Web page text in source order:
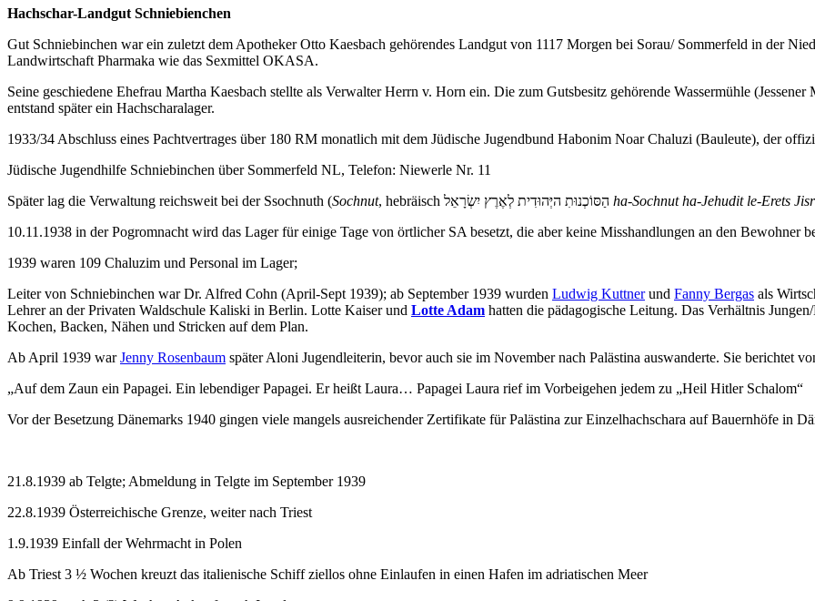
Hachschar-Landgut Schniebienchen
Gut Schniebinchen war ein zuletzt dem Apotheker Otto Kaesbach gehörendes Landgut von 1117 Morgen bei Sorau/ Sommerfeld in der
Landwirtschaft Pharmaka wie das Sexmittel OKASA.
Seine geschiedene Ehefrau Martha Kaesbach stellte als Verwalter Herrn v. Horn ein. Die zum Gutsbesitz gehörende Wassermühle
entstand später ein Hachscharalager.
1933/34 Abschluss eines Pachtvertrages über 180 RM monatlich mit dem Jüdische Jugendbund Habonim Noar Chaluzi (Bauleute), der
Jüdische Jugendhilfe Schniebinchen über Sommerfeld NL, Telefon: Niewerle Nr. 11
Später lag die Verwaltung reichsweit bei der Ssochnuth (Sochnut ha-Sochnut ha-Jehudit le-Erets
10.11.1938 in der Pogromnacht wird das Lager für einige Tage von örtlicher SA besetzt, die aber keine Misshandlungen an den Bewohner
1939 waren 109 Chaluzim und Personal im Lager;
Leiter von Schniebinchen war Dr. Alfred Cohn (April-Sept 1939); ab September 1939 wurden Ludwig Kuttnerund Fanny Bergas als
Lehrer an der Privaten Waldschule Kaliski in Berlin. Lotte Kaiser und Lotte Adam hatten die pädagogische Leitung. Das Verhältnis
Kochen, Backen, Nähen und Stricken auf dem Plan.
Ab April 1939 warJenny Rosenbaum später Aloni Jugendleiterin, bevor auch sie im November nach Palästina auswanderte. Sie berichtet
„Auf dem Zaun ein Papagei. Ein lebendiger Papagei. Er heißt Laura… Papagei Laura rief im Vorbeigehen jedem zu „Heil Hitler Schalom“
Vor der Besetzung Dänemarks 1940 gingen viele mangels ausreichender Zertifikate für Palästina zur Einzelhachschara auf Bauernhöfe in
21.8.1939 ab Telgte; Abmeldung in Telgte im September 1939
22.8.1939 Österreichische Grenze, weiter nach Triest
1.9.1939 Einfall der Wehrmacht in Polen
Ab Triest 3 ½ Wochen kreuzt das italienische Schiff ziellos ohne Einlaufen in einen Hafen im adriatischen Meer